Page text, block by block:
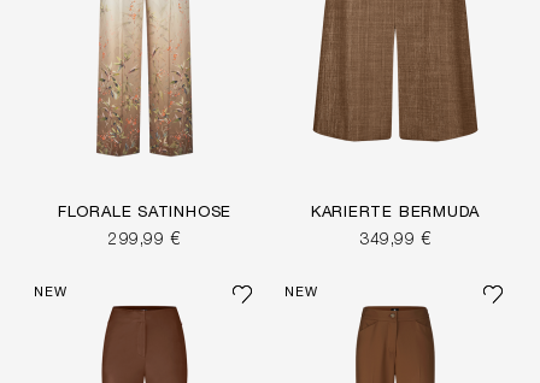
FLORALE SATINHOSE
299,99 €
KARIERTE BERMUDA
349,99 €
NEW NEW